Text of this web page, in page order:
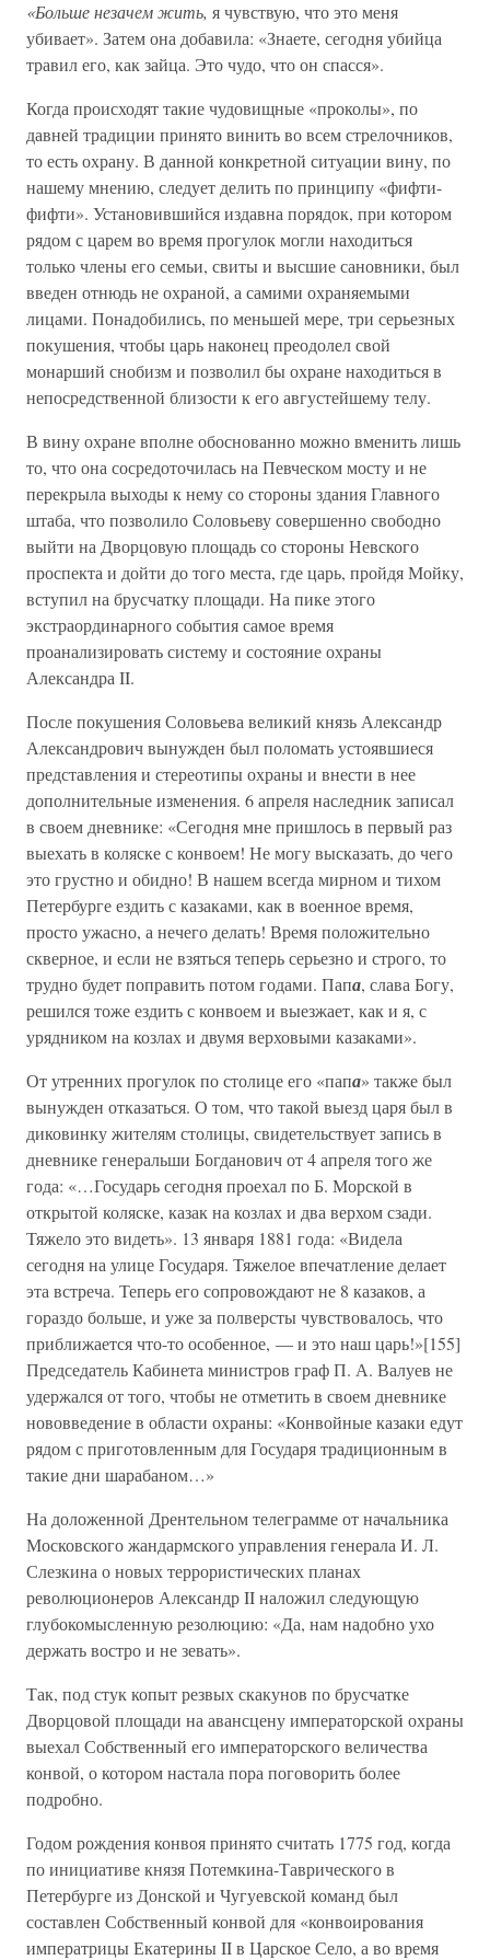
«Больше незачем жить, я чувствую, что это меня
убивает». Затем она добавила: «Знаете, сегодня убийца
травил его, как зайца. Это чудо, что он спасся».
Когда происходят такие чудовищные «проколы», по
давней традиции принято винить во всем стрелочников,
то есть охрану. В данной конкретной ситуации вину, по
нашему мнению, следует делить по принципу «фифти-
фифти». Установившийся издавна порядок, при котором
рядом с царем во время прогулок могли находиться
только члены его семьи, свиты и высшие сановники, был
введен отнюдь не охраной, а самими охраняемыми
лицами. Понадобились, по меньшей мере, три серьезных
покушения, чтобы царь наконец преодолел свой
монарший снобизм и позволил бы охране находиться в
непосредственной близости к его августейшему телу.
В вину охране вполне обоснованно можно вменить лишь
то, что она сосредоточилась на Певческом мосту и не
перекрыла выходы к нему со стороны здания Главного
штаба, что позволило Соловьеву совершенно свободно
выйти на Дворцовую площадь со стороны Невского
проспекта и дойти до того места, где царь, пройдя Мойку,
вступил на брусчатку площади. На пике этого
экстраординарного события самое время
проанализировать систему и состояние охраны
Александра II.
После покушения Соловьева великий князь Александр
Александрович вынужден был поломать устоявшиеся
представления и стереотипы охраны и внести в нее
дополнительные изменения. 6 апреля наследник записал
в своем дневнике: «Сегодня мне пришлось в первый раз
выехать в коляске с конвоем! Не могу высказать, до чего
это грустно и обидно! В нашем всегда мирном и тихом
Петербурге ездить с казаками, как в военное время,
просто ужасно, а нечего делать! Время положительно
скверное, и если не взяться теперь серьезно и строго, то
трудно будет поправить потом годами. Папа, слава Богу,
решился тоже ездить с конвоем и выезжает, как и я, с
урядником на козлах и двумя верховыми казаками».
От утренних прогулок по столице его «папа» также был
вынужден отказаться. О том, что такой выезд царя был в
диковинку жителям столицы, свидетельствует запись в
дневнике генеральши Богданович от 4 апреля того же
года: «…Государь сегодня проехал по Б. Морской в
открытой коляске, казак на козлах и два верхом сзади.
Тяжело это видеть». 13 января 1881 года: «Видела
сегодня на улице Государя. Тяжелое впечатление делает
эта встреча. Теперь его сопровождают не 8 казаков, а
гораздо больше, и уже за полверсты чувствовалось, что
приближается что-то особенное, — и это наш царь!»[155]
Председатель Кабинета министров граф П. А. Валуев не
удержался от того, чтобы не отметить в своем дневнике
нововведение в области охраны: «Конвойные казаки едут
рядом с приготовленным для Государя традиционным в
такие дни шарабаном…»
На доложенной Дрентельном телеграмме от начальника
Московского жандармского управления генерала И. Л.
Слезкина о новых террористических планах
революционеров Александр II наложил следующую
глубокомысленную резолюцию: «Да, нам надобно ухо
держать востро и не зевать».
Так, под стук копыт резвых скакунов по брусчатке
Дворцовой площади на авансцену императорской охраны
выехал Собственный его императорского величества
конвой, о котором настала пора поговорить более
подробно.
Годом рождения конвоя принято считать 1775 год, когда
по инициативе князя Потемкина-Таврического в
Петербурге из Донской и Чугуевской команд был
составлен Собственный конвой для «конвоирования
императрицы Екатерины II в Царское Село, а во время